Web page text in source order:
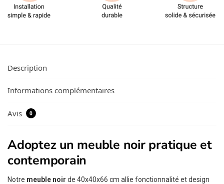
Description
Informations complémentaires
Avis 0
Adoptez un meuble noir pratique et
contemporain
Notre meuble noir de 40x40x66 cm allie fonctionnalité et design